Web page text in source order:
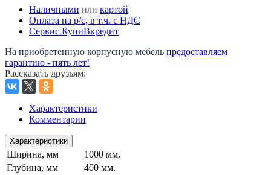
Наличными или картой
Оплата на р/c, в т.ч. с НДС
Сервис КупиВкредит
На приобретенную корпусную мебель предоставляем
гарантию - пять лет!
Рассказать друзьям:
Характеристики
Комментарии
Характеристики
Ширина, мм
1000 мм.
Глубина, мм
400 мм.